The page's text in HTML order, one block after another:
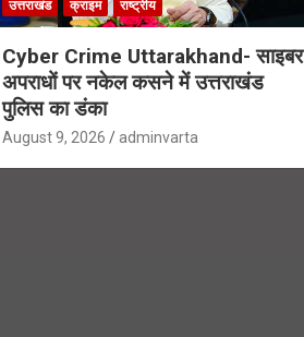
उत्तराखंड क्राइम राष्ट्रीय
Cyber Crime Uttarakhand- साइबर
अपराधों पर नकेल कसने में उत्तराखंड
पुलिस का डंका
August 9, 2026 adminvarta